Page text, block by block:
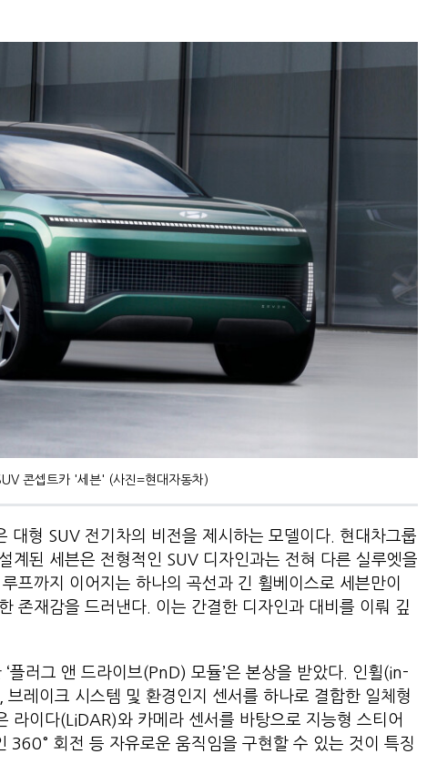
콘셉트카 '세븐' (사진=현대자동차)
대형 SUV 전기차의 비전을 제시하는 모델이다. 현대차그룹
계된 세븐은 전형적인 SUV 디자인과는 전혀 다른 실루엣을
프까지 이어지는 하나의 곡선과 긴 휠베이스로 세븐만이
존재감을 드러낸다. 이는 간결한 디자인과 대비를 이뤄 깊
플러그 앤 드라이브(PnD) 모듈’은 본상을 받았다. 인휠(in-
레이크 시스템 및 환경인지 센서를 하나로 결합한 일체형
라이다(LiDAR)와 카메라 센서를 바탕으로 지능형 스티어
360° 회전 등 자유로운 움직임을 구현할 수 있는 것이 특징